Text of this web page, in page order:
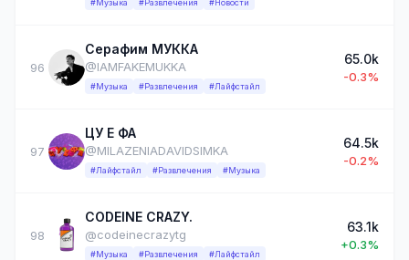
#Музыка #Развлечения #Новости
96
Серафим МУККА
@IAMFAKEMUKKA
#Музыка #Развлечения #Лайфстайл
65.0k
-0.3%
97
ЦУ Е ФА
@MILAZENIADAVIDSIMKA
#Лайфстайл #Развлечения #Музыка
64.5k
-0.2%
98
CODEINE CRAZY.
@codeinecrazytg
#Музыка #Развлечения #Лайфстайл
63.1k
+0.3%